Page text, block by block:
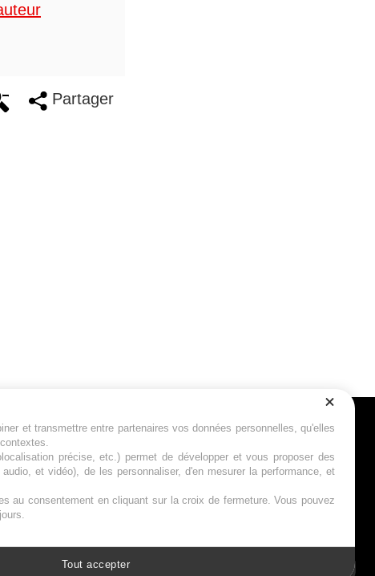
Partager
Suivez-nous
et transmettre entre partenaires vos données personnelles, qu'elles
précise, etc.) permet de développer et vous proposer des
et vidéo), de les personnaliser, d'en mesurer la performance, et
au consentement en cliquant sur la croix de fermeture. Vous pouvez
Tout accepter